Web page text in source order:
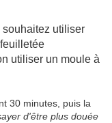
souhaitez utiliser
utiliser un moule à
30 minutes, puis la
d'être plus douée